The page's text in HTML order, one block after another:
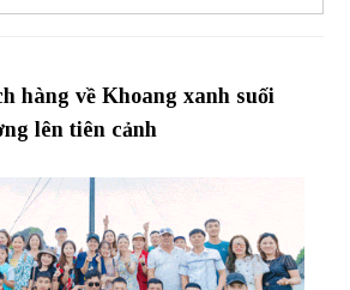
hàng về Khoang xanh suối
lên tiên cảnh